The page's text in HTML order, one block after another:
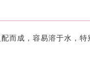
而成，容易溶于水，